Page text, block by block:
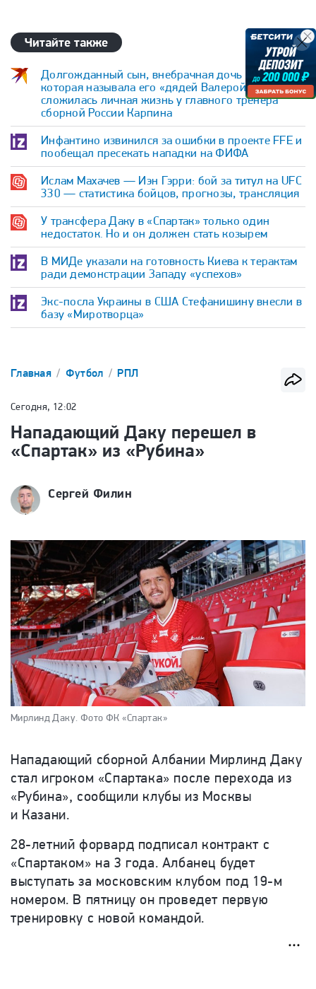
Читайте также
Долгожданный сын, внебрачная дочь и жена,
которая называла его «дядей Валерой». Как
сложилась личная жизнь у главного тренера
сборной России Карпина
Инфантино извинился за ошибки в проекте FFE и
пообещал пресекать нападки на ФИФА
Ислам Махачев — Иэн Гэрри: бой за титул на UFC
330 — статистика бойцов, прогнозы, трансляция
У трансфера Даку в «Спартак» только один
недостаток. Но и он должен стать козырем
В МИДе указали на готовность Киева к терактам
ради демонстрации Западу «успехов»
Экс-посла Украины в США Стефанишину внесли в
базу «Миротворца»
Главная Футбол РПЛ
Сегодня, 12:02
Нападающий Даку перешел в
«Спартак» из «Рубина»
Сергей Филин
Мирлинд Даку. Фото ФК «Спартак»
Нападающий сборной Албании Мирлинд Даку
стал игроком «Спартака» после перехода из
«Рубина», сообщили клубы из Москвы
и Казани.
28-летний форвард подписал контракт с
«Спартаком» на 3 года. Албанец будет
выступать за московским клубом под 19-м
номером. В пятницу он проведет первую
тренировку с новой командой.